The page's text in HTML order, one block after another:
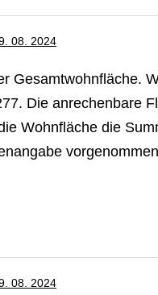
08. 2024
Ge­samt­wohn­flä­che.
Die an­re­chen­ba­re
Wohnfläche die
08. 2024